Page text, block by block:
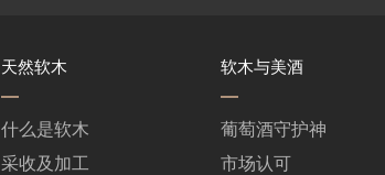
天然软木
什么是软木
采收及加工
软木与美酒
葡萄酒守护神
市场认可